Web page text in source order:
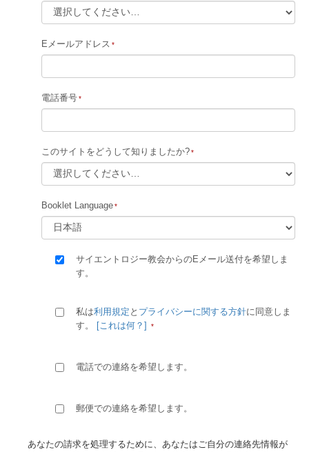
Eメールアドレス
電話番号
このサイトをどうして知りましたか?
Booklet Language
サイエントロジー教会からのEメール送付を希望しま
す。
私は利用規定 と プライバシーに関する方針に同意しま
す。
[これは何？]
電話での連絡を希望します。
郵便での連絡を希望します。
あなたの請求を処理するために、あなたはご自分の連絡先情報が